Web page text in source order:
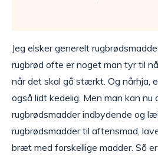
Jeg elsker generelt
rugbrød ofte er noget man tyr til
når det skal gå stærkt. Og nårhja,
også lidt kedelig. Men man kan nu
rugbrødsmadder indbydende og
rugbrødsmadder til aftensmad,
bræt med forskellige madder. Så